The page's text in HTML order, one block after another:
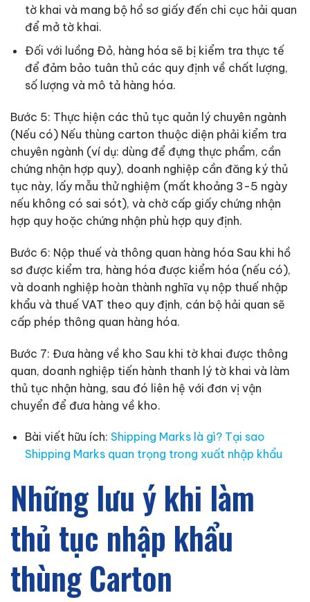
tờ khai và mang bộ hồ sơ giấy đến chi cục hải quan
để mở tờ khai.
Đối với luồng Đỏ, hàng hóa sẽ bị kiểm tra thực tế
để đảm bảo tuân thủ các quy định về chất lượng,
số lượng và mô tả hàng hóa.
Bước 5: Thực hiện các thủ tục quản lý chuyên ngành
(Nếu có) Nếu thùng carton thuộc diện phải kiểm tra
chuyên ngành (ví dụ: dùng để đựng thực phẩm, cần
chứng nhận hợp quy), doanh nghiệp cần đăng ký thủ
tục này, lấy mẫu thử nghiệm (mất khoảng 3-5 ngày
nếu không có sai sót), và chờ cấp giấy chứng nhận
hợp quy hoặc chứng nhận phù hợp quy định.
Bước 6: Nộp thuế và thông quan hàng hóa Sau khi hồ
sơ được kiểm tra, hàng hóa được kiểm hóa (nếu có),
và doanh nghiệp hoàn thành nghĩa vụ nộp thuế nhập
khẩu và thuế VAT theo quy định, cán bộ hải quan sẽ
cấp phép thông quan hàng hóa.
Bước 7: Đưa hàng về kho Sau khi tờ khai được thông
quan, doanh nghiệp tiến hành thanh lý tờ khai và làm
thủ tục nhận hàng, sau đó liên hệ với đơn vị vận
chuyển để đưa hàng về kho.
Bài viết hữu ích: Shipping Marks là gì? Tại sao
Shipping Marks quan trọng trong xuất nhập khẩu
Những lưu ý khi làm
thủ tục nhập khẩu
thùng Carton